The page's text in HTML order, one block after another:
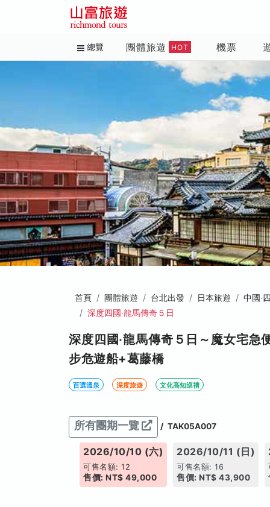
總覽 團體旅遊 HOT 機票
首頁 團體旅遊 台北出發 日本旅遊
中國‧
深度四國‧龍馬傳奇５日
深度四國‧龍馬傳奇５日～魔女宅急
步危遊船+葛藤橋
百選溫泉 深度旅遊 文化高知巡禮
所有團期一覽 / TAK05A007
2026/10/10 (六)
可售名額: 12
售價: NT$ 49,000
2026/10/11 (日)
可售名額: 16
售價: NT$ 43,900